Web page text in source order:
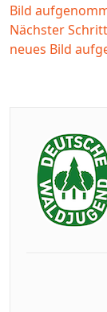
Bild
Nächster Schritt
neues Bild